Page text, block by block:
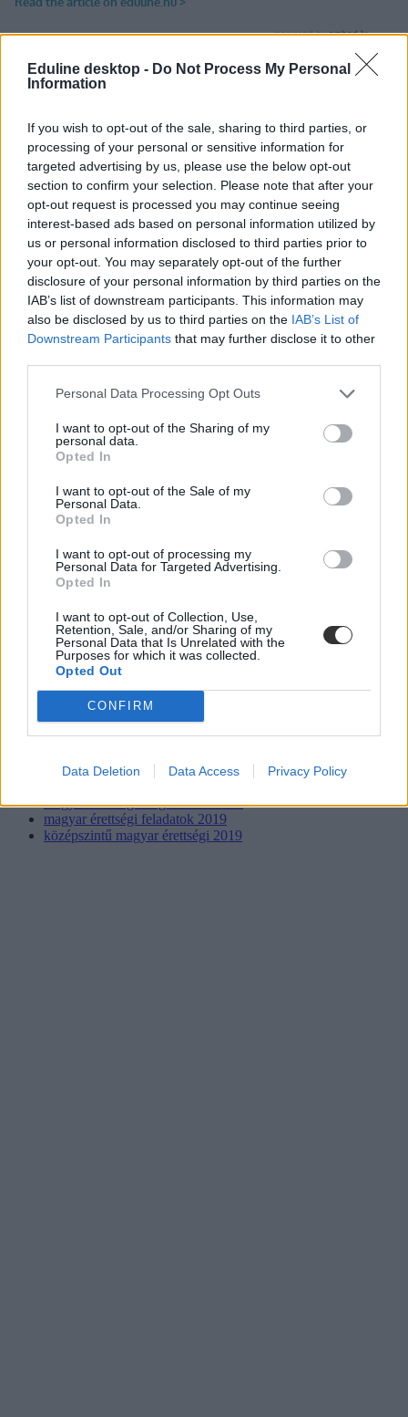
Eduline desktop - Do Not Process My Personal
Information
If you wish to opt-out of the sale, sharing to third parties, or
processing of your personal or sensitive information for
targeted advertising by us, please use the below opt-out
section to confirm your selection. Please note that after your
opt-out request is processed you may continue seeing
interest-based ads based on personal information utilized by
us or personal information disclosed to third parties prior to
your opt-out. You may separately opt-out of the further
disclosure of your personal information by third parties on the
IAB’s list of downstream participants. This information may
also be disclosed by us to third parties on the IAB’s List of
Downstream Participants that may further disclose it to other
Personal Data Processing Opt Outs
I want to opt-out of the Sharing of my
personal data.
Opted In
I want to opt-out of the Sale of my
Personal Data.
Opted In
I want to opt-out of processing my
Personal Data for Targeted Advertising.
Opted In
I want to opt-out of Collection, Use,
Retention, Sale, and/or Sharing of my
Personal Data that Is Unrelated with the
Purposes for which it was collected.
Opted Out
CONFIRM
Data Deletion Data Access Privacy Policy
Érettségizzetek velünk!
érettségiről: a vizsgák napján reggeltől estig beszámolunk a
legfontosabb hírekről, megtudhatjátok, milyen feladatokat kell
megoldaniuk a középszinten vizsgázóknak, de az emelt szintű
írásbelikről is nálunk találjátok meg a tudnivalókat.
És ami a legfontosabb: az írásbeli után nálunk nézhetitek át először
a szaktanárok által kidolgozott, nem hivatalos megoldásokat.
Délutánonként arról olvashattok, hogy mit gondolnak a tanárok és
a vizsgázók a feladatsorokról, és persze ti is leírhatjátok
véleményeteket kommentben, sőt a szaktanároktól is kérdezhettek.
Ha elsőként szeretnétek megkapni a megoldásokat,lájkoljátok
Facebook-oldalunkat ,itt pedig feliratkozhattok hírlevelünkre. A
2019-es érettségirőlitt találjátok legfrissebb cikkeinket.
magyarérettségi 2019
érettségi 2019
magyar érettségi 2019
magyar érettségi 2019 szövegértés megoldás
magyar érettségi megoldások 2019
magyar érettségi feladatok 2019
középszintű magyar érettségi 2019